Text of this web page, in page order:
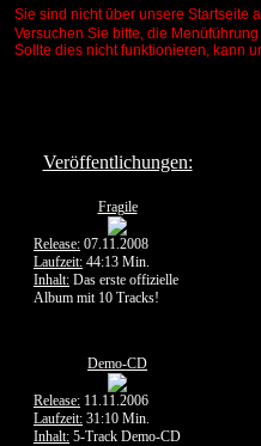
Sie sind nicht über unsere Startseite
Versuchen Sie bitte, die
Sollte dies nicht funktionieren, kann
Veröffentlichungen:
Fragile
Release: 07.11.2008
Laufzeit: 44:13 Min.
Inhalt: Das erste offizielle
Album mit 10 Tracks!
Demo-CD
Release: 11.11.2006
Laufzeit: 31:10 Min.
Inhalt: 5-Track Demo-CD